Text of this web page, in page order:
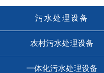
污水处理设备
农村污水处理设备
一体化污水处理设备